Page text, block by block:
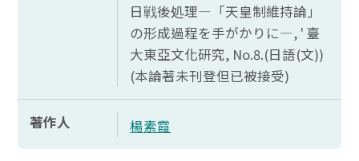
日戦後処理―「天皇制維持論」
の形成過程を手がかりに―, '臺
大東亞文化研究, No.8.(日語(文))
(本論著未刊登但已被接受)
著作人 楊素霞